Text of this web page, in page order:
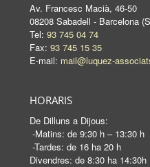
Av. Francesc Macià, 46-50
08208 Sabadell - Barcelona
Tel: 93 745 04 74
Fax: 93 745 15 35
E-mail: mail@luquez-
HORARIS
De Dilluns a Dijous:
-Matins: de 9:30 h – 13:30 h
-Tardes: de 16 ha 20 h
Divendres: de 8:30 ha 14:30h